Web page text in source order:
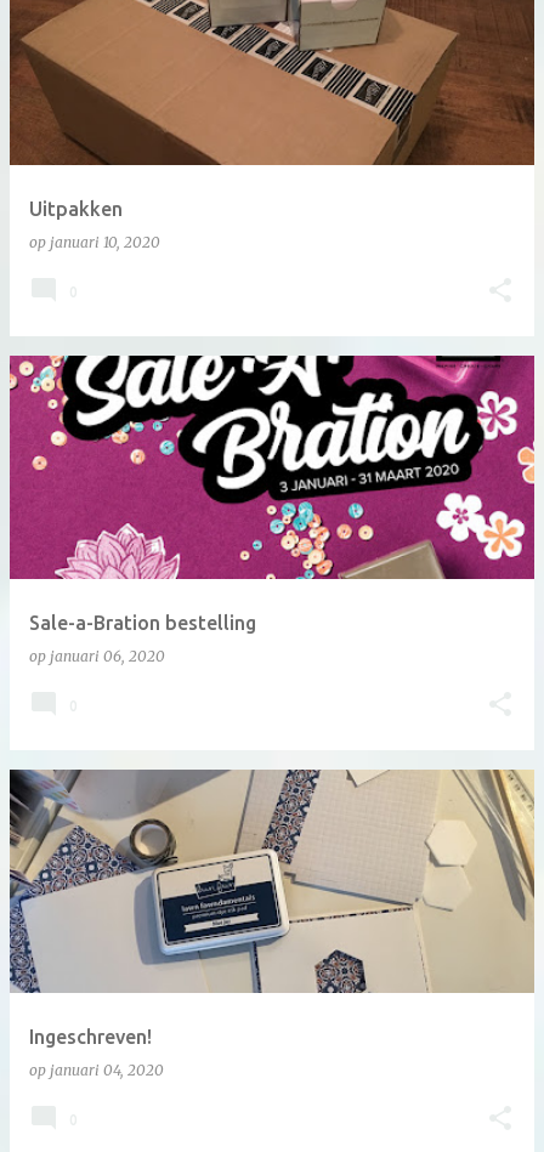
Uitpakken
op januari 10, 2020
Sale-a-Bration bestelling
op januari 06, 2020
Ingeschreven!
op januari 04, 2020